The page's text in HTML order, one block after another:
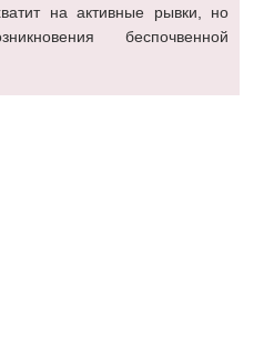
на активные рывки, но
беспочвенной